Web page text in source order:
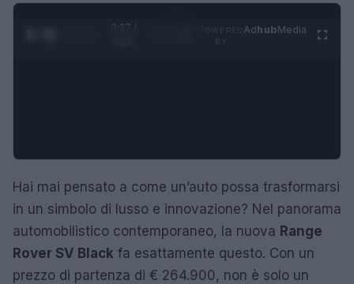
0:28 /
AdhubMedia
Hai mai pensato a come un’auto possa trasformarsi
in un simbolo di lusso e innovazione? Nel panorama
automobilistico contemporaneo, la nuova Range
Rover SV Black fa esattamente questo. Con un
prezzo di partenza di € 264.900, non è solo un